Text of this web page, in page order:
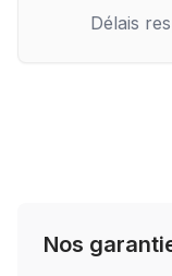
Délais
Nos